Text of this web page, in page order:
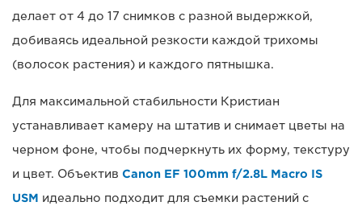
делает от 4 до 17 снимков с разной выдержкой,
добиваясь идеальной резкости каждой трихомы
(волосок растения) и каждого пятнышка.
Для максимальной стабильности Кристиан
устанавливает камеру на штатив и снимает цветы на
черном фоне, чтобы подчеркнуть их форму, текстуру
и цвет. Объектив Canon EF 100mm f/2.8L Macro IS
USM идеально подходит для съемки растений с